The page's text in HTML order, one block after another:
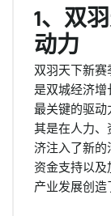
1、双
动力
双羽天下新
是双城经济
最关键的驱
其是在人力
济注入了新
资金支持以及
产业发展创造